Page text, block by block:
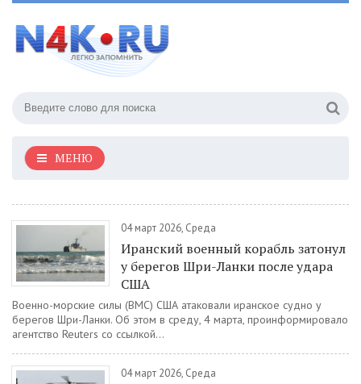
МЕНЮ
04 март 2026, Среда
Иранский военный корабль затонул
у берегов Шри-Ланки после удара
США
Военно-морские силы (ВМС) США атаковали иранское судно у
берегов Шри-Ланки. Об этом в среду, 4 марта, проинформировало
агентство Reuters со ссылкой...
04 март 2026, Среда